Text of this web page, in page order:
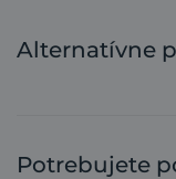
Alternatívne
Potrebujete